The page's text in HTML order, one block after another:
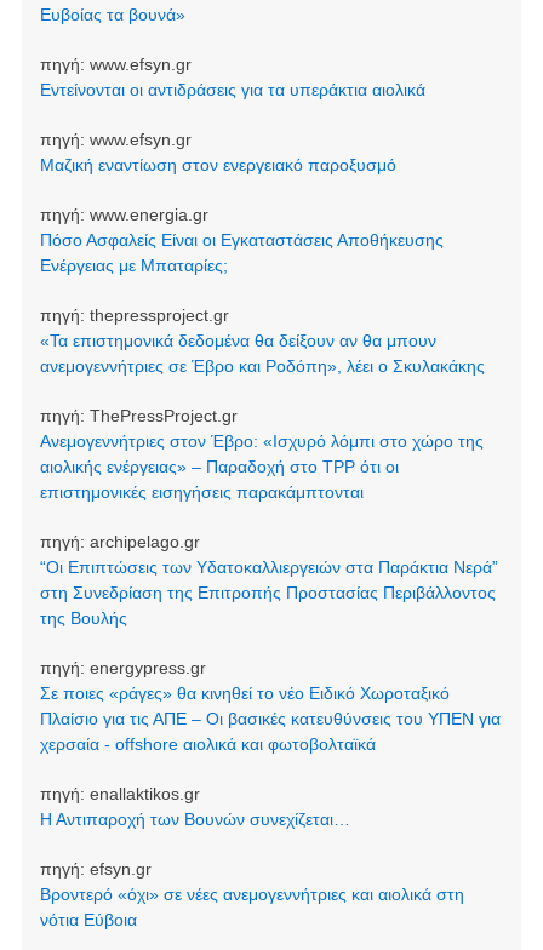
Ευβοίας τα βουνά»
πηγή: www.efsyn.gr
Εντείνονται οι αντιδράσεις για τα υπεράκτια αιολικά
πηγή: www.efsyn.gr
Μαζική εναντίωση στον ενεργειακό παροξυσμό
πηγή: www.energia.gr
Πόσο Ασφαλείς Είναι οι Εγκαταστάσεις Αποθήκευσης
Ενέργειας με Μπαταρίες;
πηγή: thepressproject.gr
«Τα επιστημονικά δεδομένα θα δείξουν αν θα μπουν
ανεμογεννήτριες σε Έβρο και Ροδόπη», λέει ο Σκυλακάκης
πηγή: ThePressProject.gr
Ανεμογεννήτριες στον Έβρο: «Ισχυρό λόμπι στο χώρο της
αιολικής ενέργειας» – Παραδοχή στο TPP ότι οι
επιστημονικές εισηγήσεις παρακάμπτονται
πηγή: archipelago.gr
“Οι Επιπτώσεις των Υδατοκαλλιεργειών στα Παράκτια Νερά”
στη Συνεδρίαση της Επιτροπής Προστασίας Περιβάλλοντος
της Βουλής
πηγή: energypress.gr
Σε ποιες «ράγες» θα κινηθεί το νέο Ειδικό Χωροταξικό
Πλαίσιο για τις ΑΠΕ – Οι βασικές κατευθύνσεις του ΥΠΕΝ για
χερσαία - offshore αιολικά και φωτοβολταϊκά
πηγή: enallaktikos.gr
Η Αντιπαροχή των Βουνών συνεχίζεται…
πηγή: efsyn.gr
Βροντερό «όχι» σε νέες ανεμογεννήτριες και αιολικά στη
νότια Εύβοια